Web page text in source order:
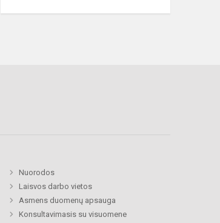
Nuorodos
Laisvos darbo vietos
Asmens duomenų apsauga
Konsultavimasis su visuomene